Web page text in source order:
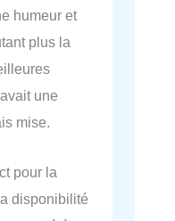
humeur et
plus la
une
mise.
pour la
disponibilité